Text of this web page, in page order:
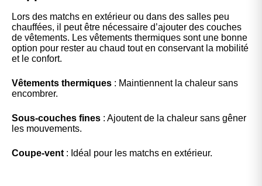
Lors des matchs en extérieur ou dans des salles peu
chauffées, il peut être nécessaire d’ajouter des couches
de vêtements. Les vêtements thermiques sont une bonne
option pour rester au chaud tout en conservant la mobilité
et le confort.
Vêtements thermiques : Maintiennent la chaleur sans
encombrer.
Sous-couches fines : Ajoutent de la chaleur sans gêner
les mouvements.
Coupe-vent : Idéal pour les matchs en extérieur.